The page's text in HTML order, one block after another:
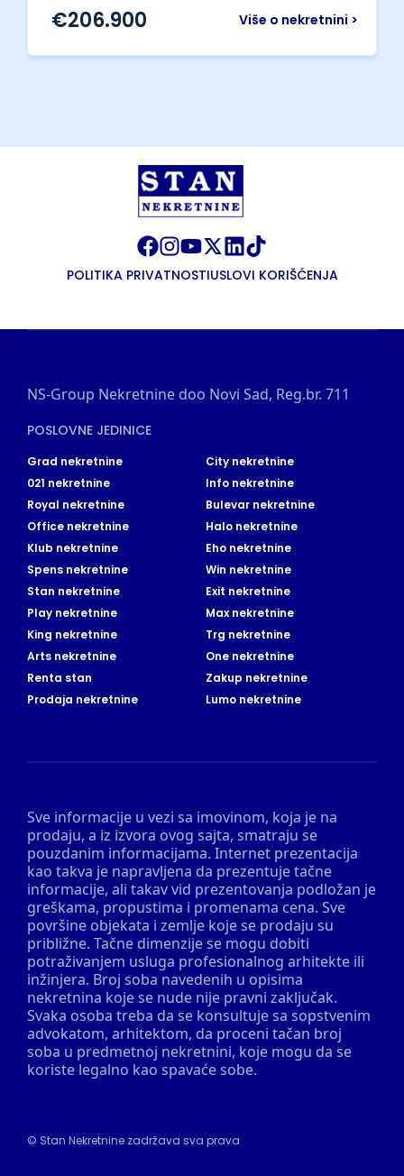
Više o nekretnini >
€206.900
POLITIKA PRIVATNOSTIUSLOVI KORIŠĆENJA
Sve informacije u vezi sa imovinom, koja je na
prodaju, a iz izvora ovog sajta, smatraju se
pouzdanim informacijama. Internet prezentacija
kao takva je napravljena da prezentuje tačne
informacije, ali takav vid prezentovanja podložan je
greškama, propustima i promenama cena. Sve
površine objekata i zemlje koje se prodaju su
približne. Tačne dimenzije se mogu dobiti
potraživanjem usluga profesionalnog arhitekte ili
inžinjera. Broj soba navedenih u opisima
nekretnina koje se nude nije pravni zaključak.
Svaka osoba treba da se konsultuje sa sopstvenim
advokatom, arhitektom, da proceni tačan broj
soba u predmetnoj nekretnini, koje mogu da se
koriste legalno kao spavaće sobe.
NS-Group Nekretnine doo Novi Sad, Reg.br. 711
POSLOVNE JEDINICE
Grad nekretnine
City nekretnine
021 nekretnine
Info nekretnine
Royal nekretnine
Bulevar nekretnine
Office nekretnine
Halo nekretnine
Klub nekretnine
Eho nekretnine
Spens nekretnine
Win nekretnine
Stan nekretnine
Exit nekretnine
Play nekretnine
Max nekretnine
King nekretnine
Trg nekretnine
Arts nekretnine
One nekretnine
Renta stan
Zakup nekretnine
Prodaja nekretnine
Lumo nekretnine
© Stan Nekretnine zadržava sva prava